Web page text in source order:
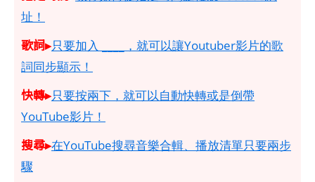
址！
歌詞▸只要加入 ____，就可以讓Youtuber影片的歌
詞同步顯示！
快轉▸只要按兩下，就可以自動快轉或是倒帶
YouTube影片！
搜尋▸在YouTube搜尋音樂合輯、播放清單只要兩步
驟